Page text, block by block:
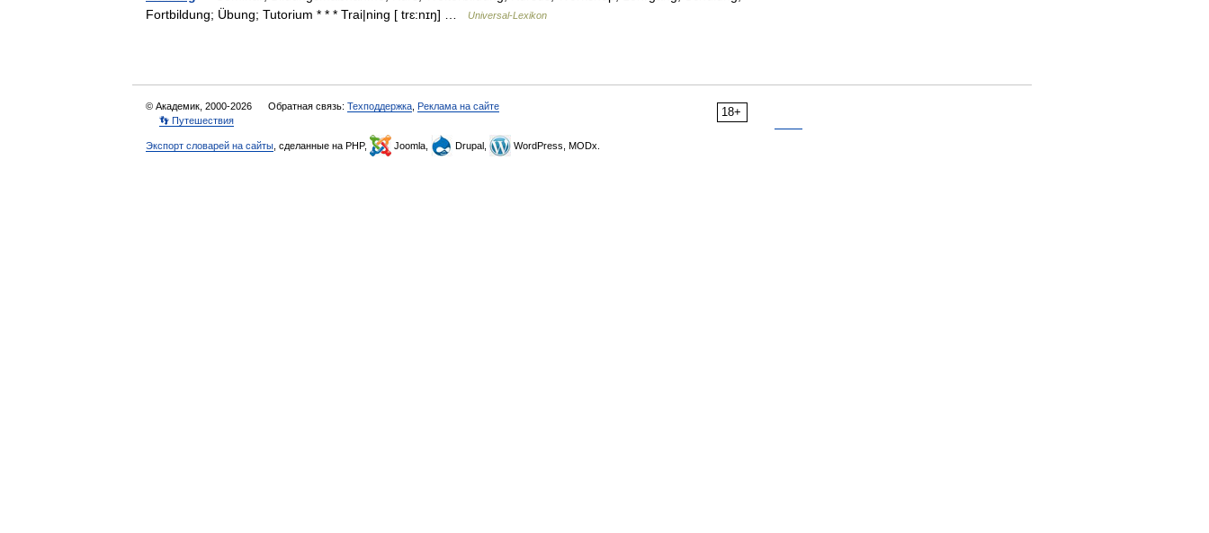
Fortbildung; Übung; Tutorium * * * Trai|ning [ trɛ:nɪŋ] …
Universal-Lexikon
18+
© Академик, 2000-2026 Обратная связь: Техподдержка Реклама на сайте
👣 Путешествия
Экспорт словарей на сайты , сделанные на PHP, Joomla, Drupal, WordPress, MODx.